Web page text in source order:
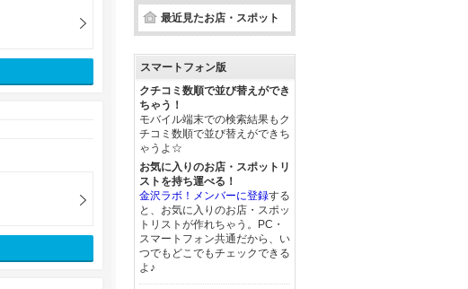
最近見たお店・スポット
スマートフォン版
クチコミ数順で並び替えができ
ちゃう！
モバイル端末での検索結果もク
チコミ数順で並び替えができち
ゃうよ☆
お気に入りのお店・スポットリ
ストを持ち運べる！
金沢ラボ！メンバーに登録する
と、お気に入りのお店・スポッ
トリストが作れちゃう。PC・
スマートフォン共通だから、い
つでもどこでもチェックできる
よ♪